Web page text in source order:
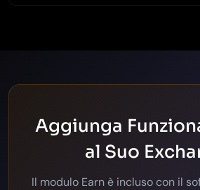
Aggiunga
al Suo
Il modulo Earn è incluso con il